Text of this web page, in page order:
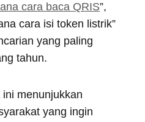
cara baca QRIS”,
cara isi token listrik”
yang paling
tahun.
menunjukkan
yang ingin